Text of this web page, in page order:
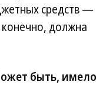
средств —
должна
быть, имело